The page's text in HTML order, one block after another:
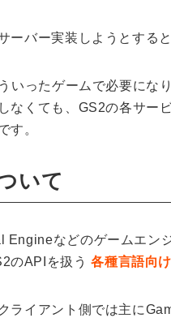
ーバー実装しようとする
いったゲームで必要にな
なくても、GS2の各サー
す。
いて
Engineなどのゲームエン
のAPIを扱う各種言語向
ライアント側では主に